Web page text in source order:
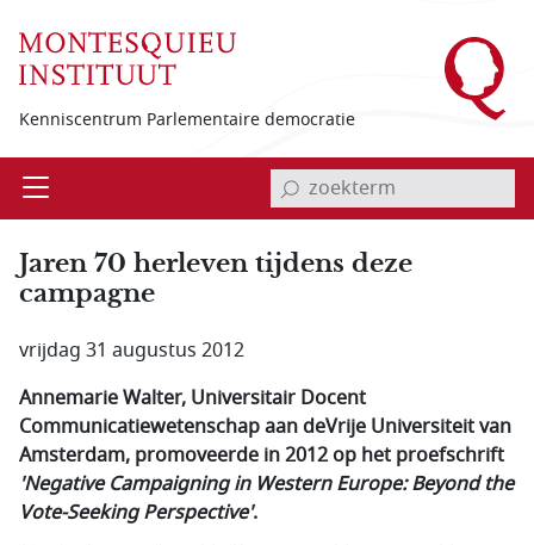
Kenniscentrum Parlementaire democratie
Open invoerveld zoekterm
Jaren 70 herleven tijdens deze
campagne
vrijdag 31 augustus 2012
Annemarie Walter, Universitair Docent
Communicatiewetenschap aan deVrije Universiteit van
Amsterdam, promoveerde in 2012 op het proefschrift
'Negative Campaigning in Western Europe: Beyond the
Vote-Seeking Perspective'.